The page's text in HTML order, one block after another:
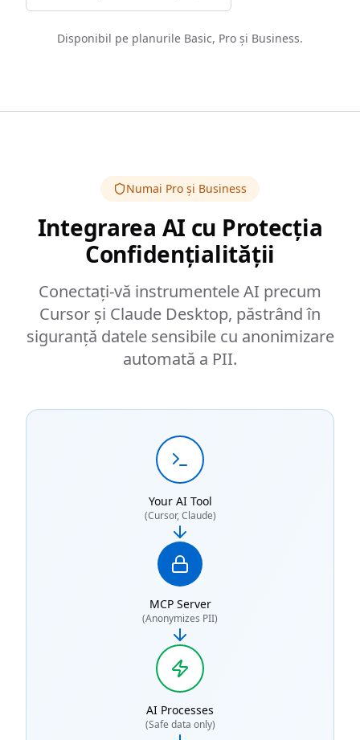
Disponibil pe planurile Basic, Pro și Business.
Numai Pro și Business
Integrarea AI cu Protecția
Confidențialității
Conectați-vă instrumentele AI precum
Cursor și Claude Desktop, păstrând în
siguranță datele sensibile cu anonimizare
automată a PII.
Your AI Tool
(Cursor, Claude)
MCP Server
(Anonymizes PII)
AI Processes
(Safe data only)